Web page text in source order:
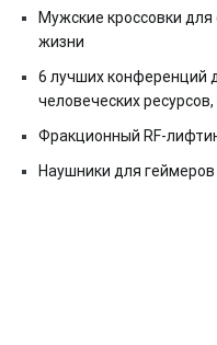
Мужские кроссовки для
жизни
6 лучших конференций
человеческих
Фракционный RF-
Наушники для геймеров